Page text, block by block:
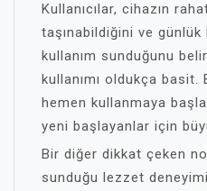
Kullanıcılar, cihazın
taşınabildiğini ve
kullanım sunduğunu
kullanımı oldukça
hemen kullanmaya
yeni başlayanlar için
Bir diğer dikkat çeken
sunduğu lezzet